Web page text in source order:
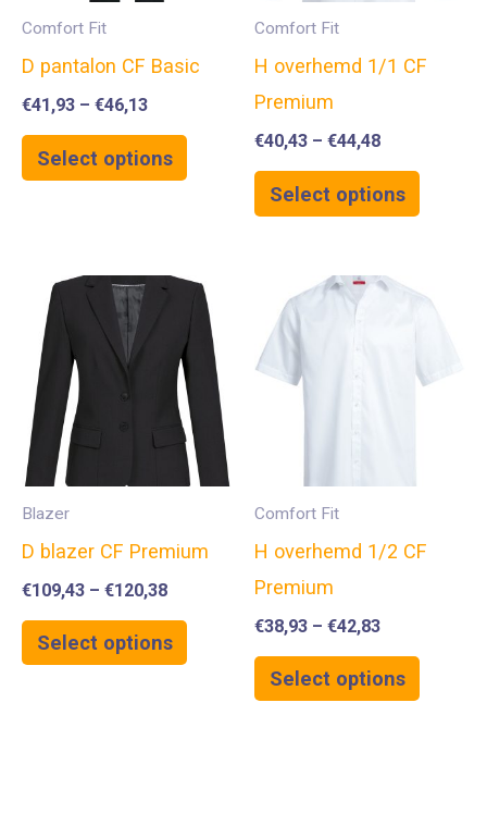
Comfort Fit
D pantalon CF Basic
€41,93 – €46,13
Select options
Comfort Fit
H overhemd 1/1 CF
Premium
€40,43 – €44,48
Select options
Blazer
D blazer CF Premium
€109,43 – €120,38
Select options
Comfort Fit
H overhemd 1/2 CF
Premium
€38,93 – €42,83
Select options